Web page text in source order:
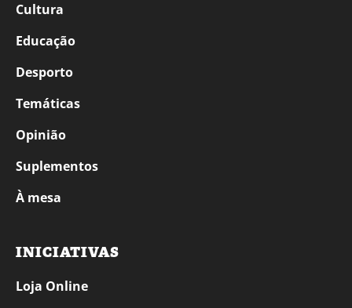
Cultura
Educação
Desporto
Temáticas
Opinião
Suplementos
À mesa
INICIATIVAS
Loja Online